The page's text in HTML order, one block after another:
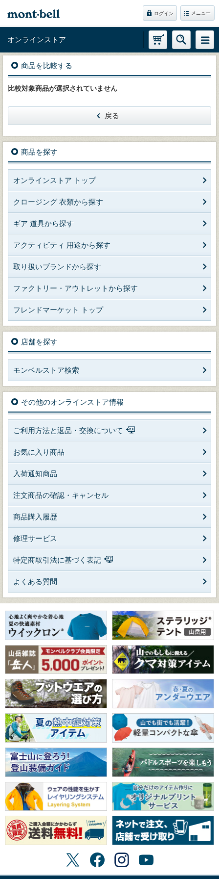
ログイン メニュー
オンラインストア
商品を比較する
比較対象商品が選択されていません
戻る
商品を探す
オンラインストア トップ
クロージング 衣類から探す
ギア 道具から探す
アクティビティ 用途から探す
取り扱いブランドから探す
ファクトリー・アウトレットから探す
フレンドマーケット トップ
店舗を探す
モンベルストア検索
その他のオンラインストア情報
ご利用方法と返品・交換について
お気に入り商品
入荷通知商品
注文商品の確認・キャンセル
商品購入履歴
修理サービス
特定商取引法に基づく表記
よくある質問